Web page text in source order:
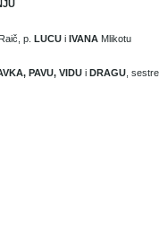
Raič, p. LUCU i IVANA Mlikotu
PAVU, VIDU i DRAGU, sestre